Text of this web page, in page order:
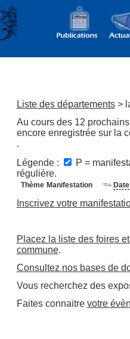
Liste des départements>
Au cours des 12
encore enregistrée sur la
.
Légende :
P =
régulière.
Thème Manifestation Date
Inscrivez votre
Placez la liste des foires
commune.
Consultez nos bases de
Vous recherchez des
Faites connaitre votre